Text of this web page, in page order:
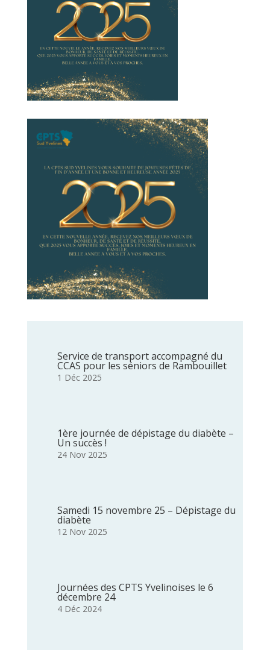
Service de transport accompagné du
CCAS pour les séniors de Rambouillet
1 Déc 2025
1ère journée de dépistage du diabète –
Un succès !
24 Nov 2025
Samedi 15 novembre 25 – Dépistage du
diabète
12 Nov 2025
Journées des CPTS Yvelinoises le 6
décembre 24
4 Déc 2024